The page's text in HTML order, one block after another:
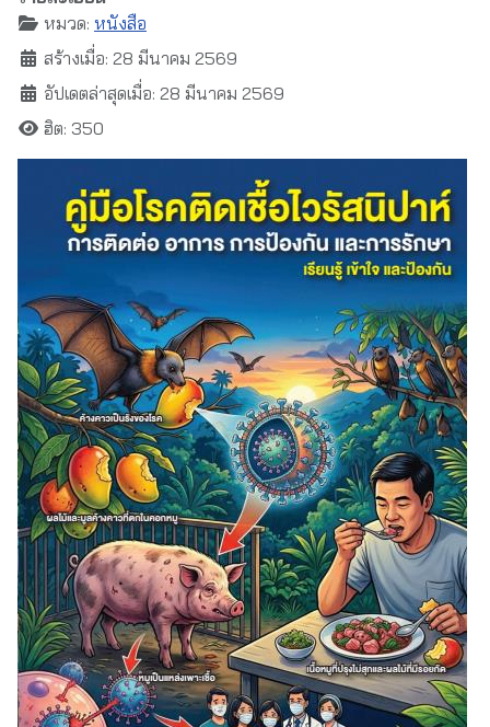
หมวด: หนังสือ
สร้างเมื่อ: 28 มีนาคม 2569
อัปเดตล่าสุดเมื่อ: 28 มีนาคม 2569
ฮิต: 350